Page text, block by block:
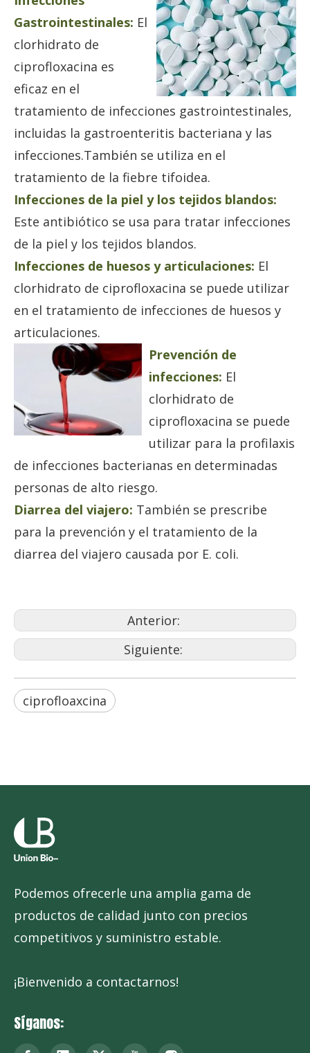
Gastrointestinales: El
clorhidrato de
ciprofloxacina es
eficaz en el
tratamiento de infecciones gastrointestinales,
incluidas la gastroenteritis bacteriana y las
infecciones.También se utiliza en el
tratamiento de la fiebre tifoidea.
Infecciones de la piel y los tejidos blandos:
Este antibiótico se usa para tratar infecciones
de la piel y los tejidos blandos.
Infecciones de huesos y articulaciones: El
clorhidrato de ciprofloxacina se puede utilizar
en el tratamiento de infecciones de huesos y
articulaciones.
Prevención de
infecciones: El
clorhidrato de
ciprofloxacina se puede
utilizar para la profilaxis
de infecciones bacterianas en determinadas
personas de alto riesgo.
Diarrea del viajero: También se prescribe
para la prevención y el tratamiento de la
diarrea del viajero causada por E. coli.
Anterior:
Siguiente:
ciprofloaxcina
Podemos ofrecerle una amplia gama de
productos de calidad junto con precios
competitivos y suministro estable.
¡Bienvenido a contactarnos!
Síganos: